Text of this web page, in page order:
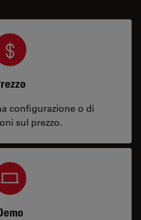
configurazione o di
sul prezzo.